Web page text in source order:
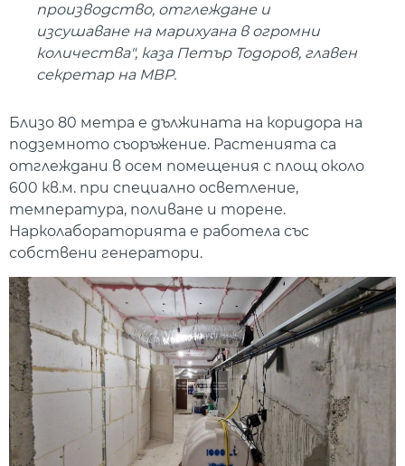
производство, отглеждане и
изсушаване на марихуана в огромни
количества", каза Петър Тодоров, главен
секретар на МВР.
Близо 80 метра е дължината на коридора на
подземното съоръжение. Растенията са
отглеждани в осем помещения с площ около
600 кв.м. при специално осветление,
температура, поливане и торене.
Нарколабораторията е работела със
собствени генератори.